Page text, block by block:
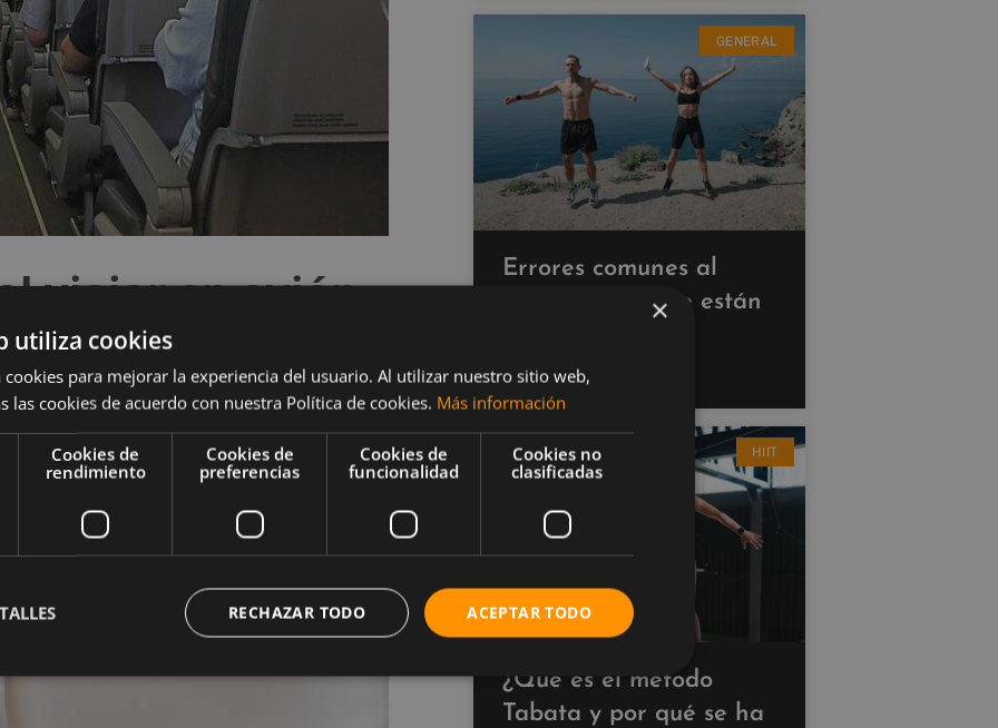
viajar en avión
con el tamaño adecuado
asociado con la revisión de su equipaje,
del carrusel
esperando que el avión sea
alguna manera.
puedas en un equipaje de mano que no quepa
esperar detrás de ti en el pasillo mientras
GENERAL
Errores comunes al
hacer cardio que están
resultados
HIIT
¿Qué es el método
Tabata y por qué se ha
×
utiliza cookies
cookies para mejorar la experiencia del usuario. Al utilizar nuestro sitio web,
las cookies de acuerdo con nuestra Política de cookies. Más información
Cookies de
rendimiento
Cookies de
preferencias
Cookies de
funcionalidad
Cookies no
clasificadas
ACEPTAR TODO
RECHAZAR TODO